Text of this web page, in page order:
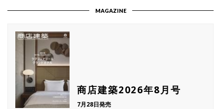
MAGAZINE
商店建築2026年8月号
7月28日発売